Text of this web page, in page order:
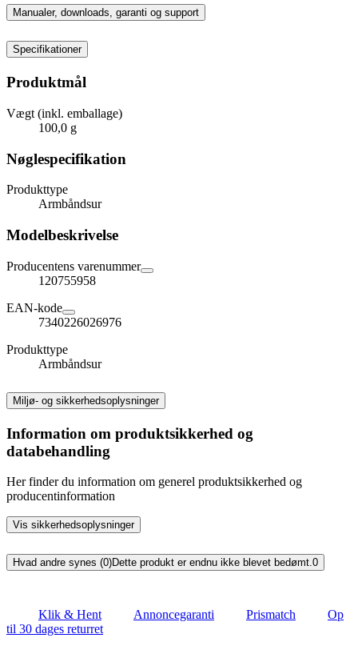
Manualer, downloads, garanti og support
Specifikationer
Produktmål
Vægt (inkl. emballage)
100,0 g
Nøglespecifikation
Produkttype
Armbåndsur
Modelbeskrivelse
Producentens varenummer
120755958
EAN-kode
7340226026976
Produkttype
Armbåndsur
Miljø- og sikkerhedsoplysninger
Information om produktsikkerhed og
databehandling
Her finder du information om generel produktsikkerhed og
producentinformation
Vis sikkerhedsoplysninger
Hvad andre synes (0)Dette produkt er endnu ikke blevet bedømt.0
Klik & Hent Annoncegaranti Prismatch
Op
til 30 dages returret